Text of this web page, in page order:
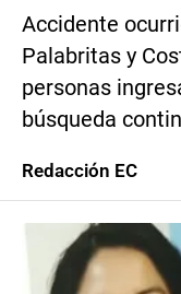
Accidente
Palabritas y
personas
búsqueda
Redacción EC